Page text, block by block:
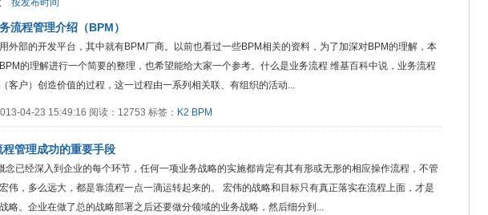
按发布时间
流程管理介绍（BPM）
外部的开发平台，其中就有BPM厂商。以前也看过一些BPM相关的资料，为了加深对BPM的理解，本
的理解进行一个简要的整理，也希望能给大家一个参考。什么是业务流程 维基百科中说，业务流程
客户）创造价值的过程，这一过程由一系列相关联、有组织的活动...
04-23 15:49:16 阅读：12753 标签： K2 BPM
程管理成功的重要手段
念已经深入到企业的每个环节，任何一项业务战略的实施都肯定有其有形或无形的相应操作流程，不管
伟，多么远大，都是靠流程一点一滴运转起来的。 宏伟的战略和目标只有真正落实在流程上面，才是
略。企业在做了总的战略部署之后还要做分领域的业务战略，然后细分到...